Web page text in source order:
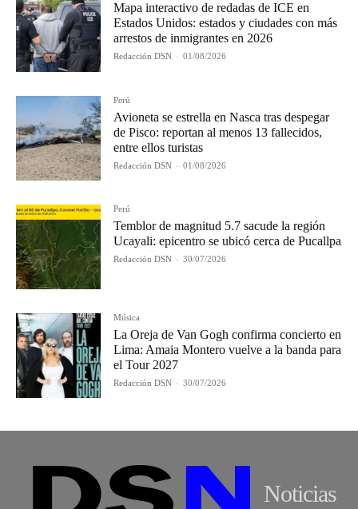
Mapa interactivo de redadas de ICE en
Estados Unidos: estados y ciudades con más
arrestos de inmigrantes en 2026
Redacción DSN - 01/08/2026
Perú
Avioneta se estrella en Nasca tras despegar
de Pisco: reportan al menos 13 fallecidos,
entre ellos turistas
Redacción DSN - 01/08/2026
Perú
Temblor de magnitud 5.7 sacude la región
Ucayali: epicentro se ubicó cerca de Pucallpa
Redacción DSN - 30/07/2026
Música
La Oreja de Van Gogh confirma concierto en
Lima: Amaia Montero vuelve a la banda para
el Tour 2027
Redacción DSN - 30/07/2026
Noticias